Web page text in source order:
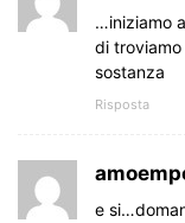
…iniziamo
di troviamo
sostanza
Risposta
e